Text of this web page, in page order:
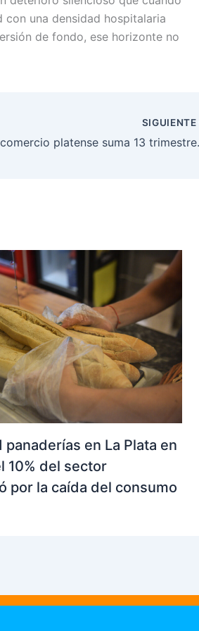
una densidad hospitalaria
de fondo, ese horizonte no
SIGUIENTE
El comercio
panaderías en La Plata en
10% del sector
por la caída del consumo